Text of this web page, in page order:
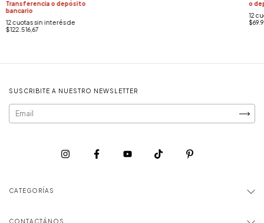
Transferencia o depósito
bancario
12 cuotas sin interés de
$122.516,67
o
12
SUSCRIBITE A NUESTRO NEWSLETTER
CATEGORÍAS
CONTACTÁNOS